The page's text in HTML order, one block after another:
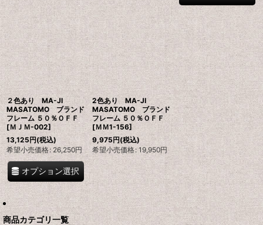
２色あり MA-JI
MASATOMO ブランド
フレーム ５０％ＯＦＦ
[ＭＪＭ-002]
13,125円(税込)
希望小売価格: 26,250円
オプション選択
2色あり MA-JI
MASATOMO ブランド
フレーム ５０％ＯＦＦ
[ＭＭ1-156]
9,975円(税込)
希望小売価格: 19,950円
商品カテゴリ一覧